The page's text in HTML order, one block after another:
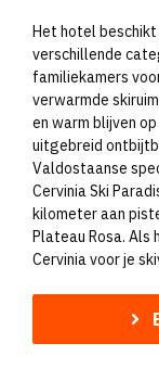
Het hotel
verschillende
familiekamers
verwarmde
en warm blijven
uitgebreid
Valdostaanse
Cervinia Ski
kilometer aan
Plateau Rosa.
Cervinia voor je